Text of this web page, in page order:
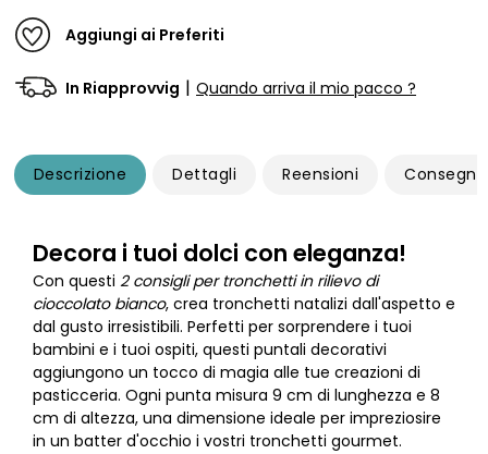
Aggiungi ai Preferiti
In Riapprovvig | Quando arriva il mio pacco ?
Descrizione Dettagli Reensioni Consegna
Decora i tuoi dolci con eleganza!
Con questi 2 consigli per tronchetti in rilievo di
cioccolato bianco, crea tronchetti natalizi dall'aspetto e
dal gusto irresistibili. Perfetti per sorprendere i tuoi
bambini e i tuoi ospiti, questi puntali decorativi
aggiungono un tocco di magia alle tue creazioni di
pasticceria. Ogni punta misura 9 cm di lunghezza e 8
cm di altezza, una dimensione ideale per impreziosire
in un batter d'occhio i vostri tronchetti gourmet.